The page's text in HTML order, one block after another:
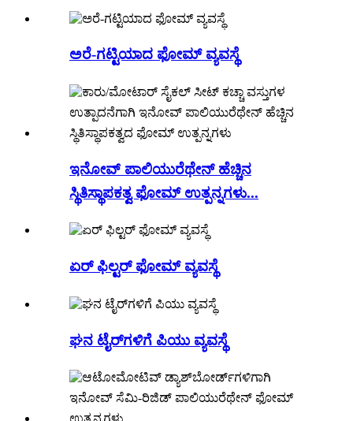
ಅರೆ-ಗಟ್ಟಿಯಾದ ಫೋಮ್ ವ್ಯವಸ್ಥೆ
ಇನೋವ್ ಪಾಲಿಯುರೆಥೇನ್ ಹೆಚ್ಚಿನ
ಸ್ಥಿತಿಸ್ಥಾಪಕತ್ವ ಫೋಮ್ ಉತ್ಪನ್ನಗಳು...
ಏರ್ ಫಿಲ್ಟರ್ ಫೋಮ್ ವ್ಯವಸ್ಥೆ
ಘನ ಟೈರ್‌ಗಳಿಗೆ ಪಿಯು ವ್ಯವಸ್ಥೆ